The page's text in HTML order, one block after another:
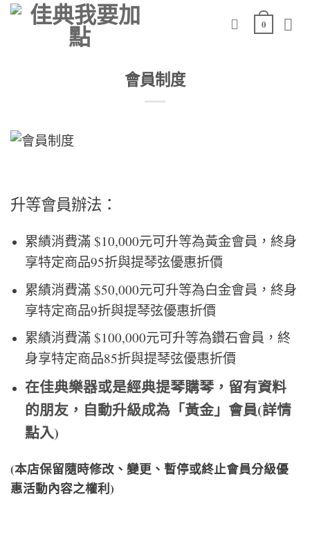
Skip
0
會員制度
升等會員辦法：
累績消費滿 $10,000元可升等為黃金會員，終身
享特定商品95折與提琴弦優惠折價
累績消費滿 $50,000元可升等為白金會員，終身
享特定商品9折與提琴弦優惠折價
累績消費滿 $100,000元可升等為鑽石會員，終
身享特定商品85折與提琴弦優惠折價
在佳典樂器或是經典提琴購琴，留有資料
的朋友，自動升級成為「黃金」會員(詳情
點入)
(本店保留隨時修改、變更、暫停或終止會員分級優
惠活動內容之權利)